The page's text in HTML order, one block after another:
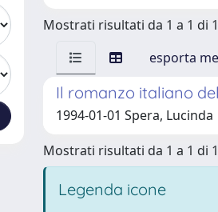
Mostrati risultati da 1 a 1 di 1
esporta
Il romanzo italiano
1994-01-01 Spera, Lucinda
Mostrati risultati da 1 a 1 di 1
Legenda icone